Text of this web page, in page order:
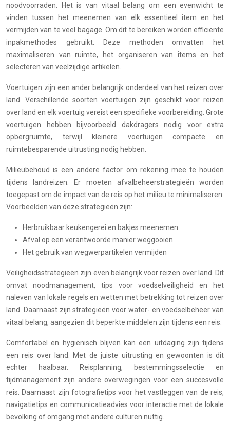
noodvoorraden. Het is van vitaal belang om een evenwicht te
vinden tussen het meenemen van elk essentieel item en het
vermijden van te veel bagage. Om dit te bereiken worden efficiënte
inpakmethodes gebruikt. Deze methoden omvatten het
maximaliseren van ruimte, het organiseren van items en het
selecteren van veelzijdige artikelen.
Voertuigen zijn een ander belangrijk onderdeel van het reizen over
land. Verschillende soorten voertuigen zijn geschikt voor reizen
over land en elk voertuig vereist een specifieke voorbereiding. Grote
voertuigen hebben bijvoorbeeld dakdragers nodig voor extra
opbergruimte, terwijl kleinere voertuigen compacte en
ruimtebesparende uitrusting nodig hebben.
Milieubehoud is een andere factor om rekening mee te houden
tijdens landreizen. Er moeten afvalbeheerstrategieën worden
toegepast om de impact van de reis op het milieu te minimaliseren.
Voorbeelden van deze strategieën zijn:
Herbruikbaar keukengerei en bakjes meenemen
Afval op een verantwoorde manier weggooien
Het gebruik van wegwerpartikelen vermijden
Veiligheidsstrategieën zijn even belangrijk voor reizen over land. Dit
omvat noodmanagement, tips voor voedselveiligheid en het
naleven van lokale regels en wetten met betrekking tot reizen over
land. Daarnaast zijn strategieën voor water- en voedselbeheer van
vitaal belang, aangezien dit beperkte middelen zijn tijdens een reis.
Comfortabel en hygiënisch blijven kan een uitdaging zijn tijdens
een reis over land. Met de juiste uitrusting en gewoonten is dit
echter haalbaar. Reisplanning, bestemmingsselectie en
tijdmanagement zijn andere overwegingen voor een succesvolle
reis. Daarnaast zijn fotografietips voor het vastleggen van de reis,
navigatietips en communicatieadvies voor interactie met de lokale
bevolking of omgang met andere culturen nuttig.